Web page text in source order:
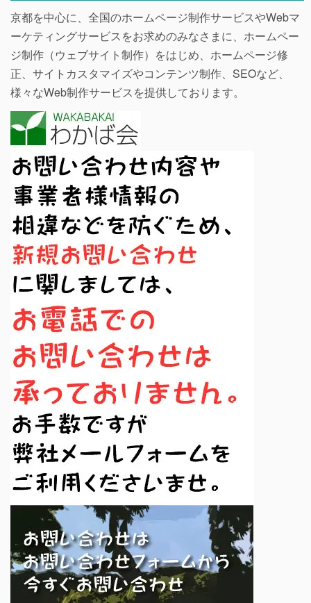
京都を中心に、全国のホームページ制作サービスやWebマ
ーケティングサービスをお求めのみなさまに、ホームペー
ジ制作（ウェブサイト制作）をはじめ、ホームページ修
正、サイトカスタマイズやコンテンツ制作、SEOなど、
様々なWeb制作サービスを提供しております。